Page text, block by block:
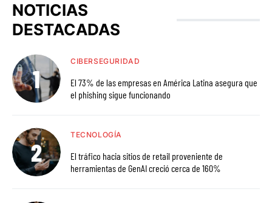
NOTICIAS
DESTACADAS
CIBERSEGURIDAD
El 73% de las empresas en América Latina asegura que
el phishing sigue funcionando
TECNOLOGÍA
El tráfico hacia sitios de retail proveniente de
herramientas de GenAI creció cerca de 160%